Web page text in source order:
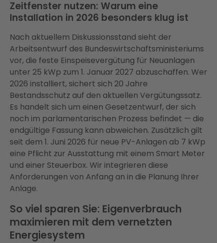
Zeitfenster nutzen: Warum eine
Installation in 2026 besonders klug ist
Nach aktuellem Diskussionsstand sieht der
Arbeitsentwurf des Bundeswirtschaftsministeriums
vor, die feste Einspeisevergütung für Neuanlagen
unter 25 kWp zum 1. Januar 2027 abzuschaffen. Wer
2026 installiert, sichert sich 20 Jahre
Bestandsschutz auf den aktuellen Vergütungssatz.
Es handelt sich um einen Gesetzentwurf, der sich
noch im parlamentarischen Prozess befindet — die
endgültige Fassung kann abweichen. Zusätzlich gilt
seit dem 1. Juni 2026 für neue PV-Anlagen ab 7 kWp
eine Pflicht zur Ausstattung mit einem Smart Meter
und einer Steuerbox. Wir integrieren diese
Anforderungen von Anfang an in die Planung Ihrer
Anlage.
So viel sparen Sie: Eigenverbrauch
maximieren mit dem vernetzten
Energiesystem